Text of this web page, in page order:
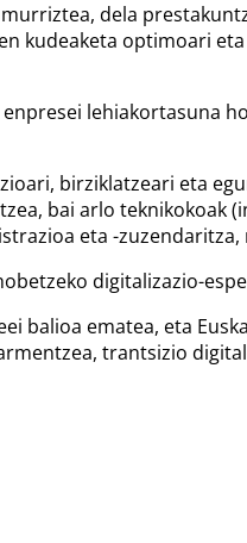
dela
kudeaketa optimoari
lehiakortasuna
birziklatzeari eta
bai arlo teknikokoak
eta -zuzendaritza,
digitalizazio-
balioa ematea, eta
trantsizio